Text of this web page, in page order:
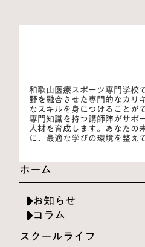
和歌山医療スポーツ専門学校
野を融合させた専門的なカリ
なスキルを身につけることが
専門知識を持つ講師陣がサポ
人材を育成します。あなたの
に、最適な学びの環境を整え
ホーム
お知らせ
コラム
スクールライフ